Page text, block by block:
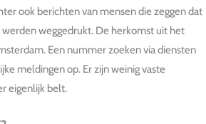
ook berichten van mensen die zeggen dat
weggedrukt. De herkomst uit het
Een nummer zoeken via diensten
meldingen op. Er zijn weinig vaste
eigenlijk belt.